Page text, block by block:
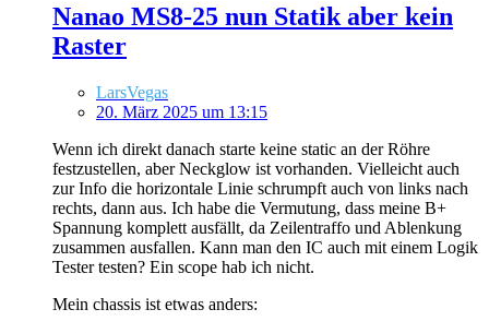
Nanao MS8-25 nun Statik aber kein
Raster
LarsVegas
20. März 2025 um 13:15
Wenn ich direkt danach starte keine static an der Röhre
festzustellen, aber Neckglow ist vorhanden. Vielleicht auch
zur Info die horizontale Linie schrumpft auch von links nach
rechts, dann aus. Ich habe die Vermutung, dass meine B+
Spannung komplett ausfällt, da Zeilentraffo und Ablenkung
zusammen ausfallen. Kann man den IC auch mit einem Logik
Tester testen? Ein scope hab ich nicht.
Mein chassis ist etwas anders: